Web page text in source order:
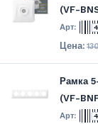
(VF-
Рамка
(VF-